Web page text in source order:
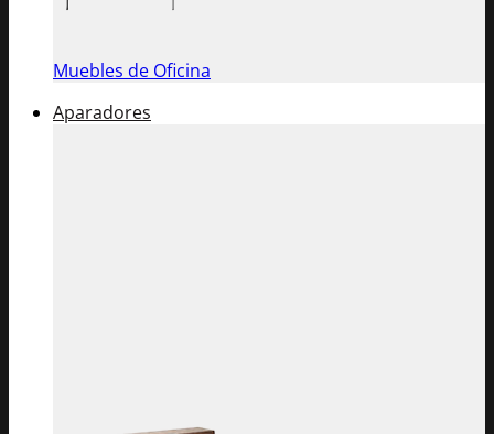
Muebles de Oficina
Aparadores